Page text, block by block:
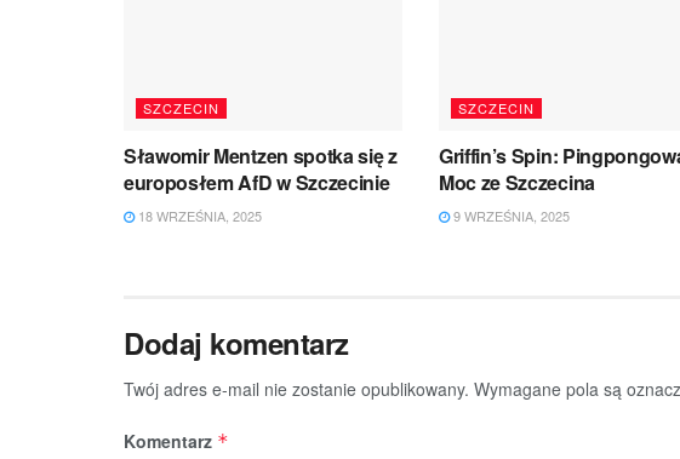
SZCZECIN
Sławomir Mentzen spotka się z
europosłem AfD w Szczecinie
18 WRZEŚNIA, 2025
SZCZECIN
Griffin’s Spin:
Moc ze Szczecina
9 WRZEŚNIA, 2025
Dodaj komentarz
Twój adres e-mail nie zostanie opublikowany. Wymagane pola są
Komentarz *